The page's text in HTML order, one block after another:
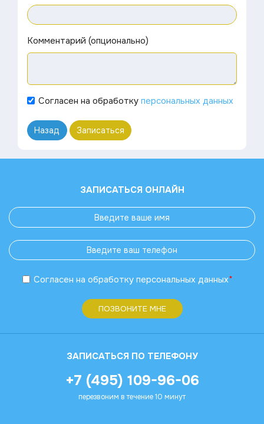
Комментарий (опционально)
Согласен на обработку персональных данных
Назад Записаться
ЗАПИСАТЬСЯ ОНЛАЙН
Согласен на обработку персональных данных*
ПОЗВОНИТЕ МНЕ
ЗАПИСАТЬСЯ ПО ТЕЛЕФОНУ
+7 (495) 109-96-06
перезвоним в течение 10 минут